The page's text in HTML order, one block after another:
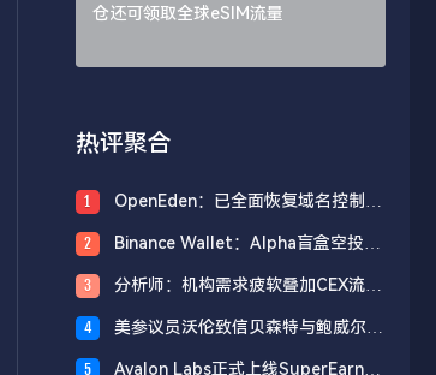
仓还可领取全球eSIM流量
热评聚合
1
OpenEden：已全面恢复域名控制，
2
Binance Wallet：Alpha盲盒空投将
分
3
分析师：机构需求疲软叠加CEX流入
4
美参议员沃伦致信贝森特与鲍威尔，
5 Avalon Labs正式上线SuperEarn理